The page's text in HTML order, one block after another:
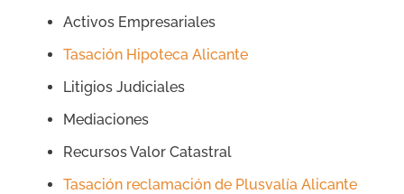
Activos Empresariales
Tasación Hipoteca Alicante
Litigios Judiciales
Mediaciones
Recursos Valor Catastral
Tasación reclamación de Plusvalía Alicante